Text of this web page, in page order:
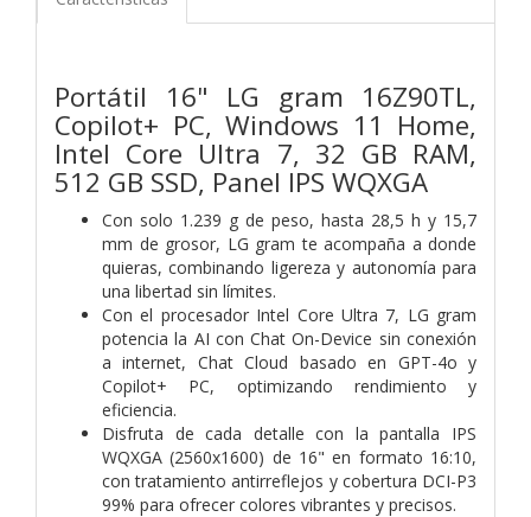
Portátil 16" LG gram 16Z90TL,
Copilot+ PC, Windows 11 Home,
Intel Core Ultra 7, 32 GB RAM,
512 GB SSD, Panel IPS WQXGA
Con solo 1.239 g de peso, hasta 28,5 h y 15,7
mm de grosor, LG gram te acompaña a donde
quieras, combinando ligereza y autonomía para
una libertad sin límites.
Con el procesador Intel Core Ultra 7, LG gram
potencia la AI con Chat On-Device sin conexión
a internet, Chat Cloud basado en GPT-4o y
Copilot+ PC, optimizando rendimiento y
eficiencia.
Disfruta de cada detalle con la pantalla IPS
WQXGA (2560x1600) de 16" en formato 16:10,
con tratamiento antirreflejos y cobertura DCI-P3
99% para ofrecer colores vibrantes y precisos.